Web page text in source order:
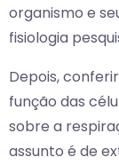
organismo e
fisiologia
Depois,
função das
sobre a
assunto é de